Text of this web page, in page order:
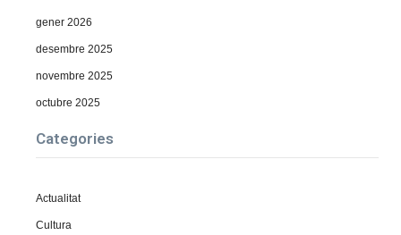
gener 2026
desembre 2025
novembre 2025
octubre 2025
Categories
Actualitat
Cultura